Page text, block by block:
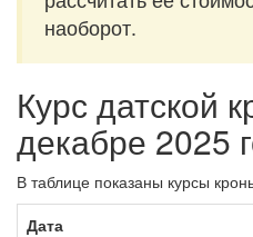
наоборот.
Курс датской
декабре 2025
В таблице показаны курсы
Дата